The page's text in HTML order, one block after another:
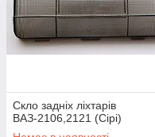
Скло задніх ліхтарів
ВАЗ-2106,2121 (Сірі)